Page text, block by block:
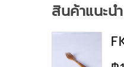
สินค้าแนะนำ